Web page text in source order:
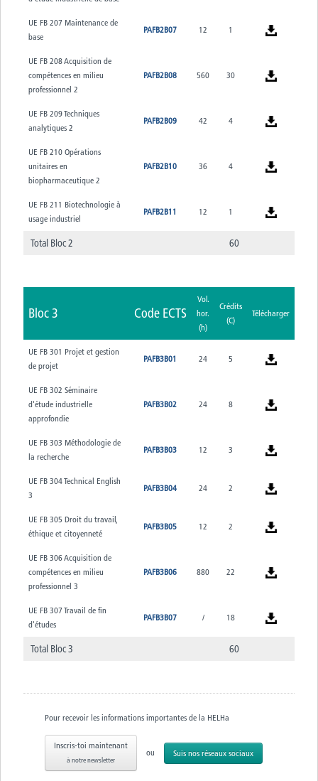
UE FB 207 Maintenance de
base
PAFB2B07 12 1
UE FB 208 Acquisition de
compétences en milieu
professionnel 2
PAFB2B08 560 30
UE FB 209 Techniques
analytiques 2
PAFB2B09 42 4
UE FB 210 Opérations
unitaires en
biopharmaceutique 2
PAFB2B10 36 4
UE FB 211 Biotechnologie à
usage industriel
PAFB2B11 12 1
Total Bloc 2 60
Bloc 3 Code ECTS
Vol.
hor.
(h)
Crédits
(C)
Télécharger
UE FB 301 Projet et gestion
de projet
PAFB3B01 24 5
UE FB 302 Séminaire
d'étude industrielle
approfondie
PAFB3B02 24 8
UE FB 303 Méthodologie de
la recherche
PAFB3B03 12 3
UE FB 304 Technical English
3
PAFB3B04 24 2
UE FB 305 Droit du travail,
éthique et citoyenneté
PAFB3B05 12 2
UE FB 306 Acquisition de
compétences en milieu
professionnel 3
PAFB3B06 880 22
UE FB 307 Travail de fin
d'études
PAFB3B07 / 18
Total Bloc 3 60
Pour recevoir les informations importantes de la HELHa
Inscris-toi maintenant
à notre newsletter
ou Suis nos réseaux sociaux